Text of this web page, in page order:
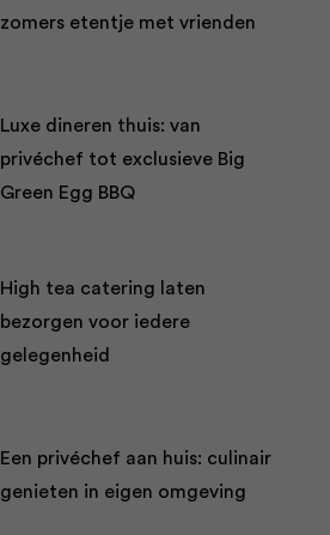
zomers etentje met vrienden
Luxe dineren thuis: van
privéchef tot exclusieve Big
Green Egg BBQ
High tea catering laten
bezorgen voor iedere
gelegenheid
Een privéchef aan huis: culinair
genieten in eigen omgeving